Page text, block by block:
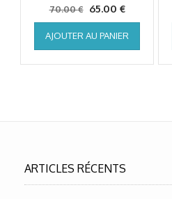
70.00€ Le
prix
initial
était :
70.00 €.
65.00 €Le
prix
actuel
est :
65.00 €.
AJOUTER AU PANIER
ARTICLES RÉCENTS